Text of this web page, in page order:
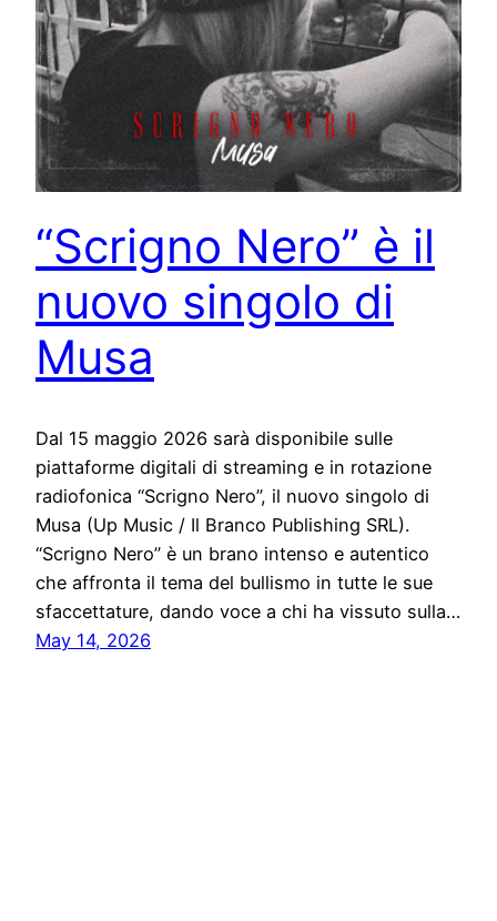
“Scrigno Nero” è il
nuovo singolo di
Musa
Dal 15 maggio 2026 sarà disponibile sulle
piattaforme digitali di streaming e in rotazione
radiofonica “Scrigno Nero”, il nuovo singolo di
Musa (Up Music / Il Branco Publishing SRL).
“Scrigno Nero” è un brano intenso e autentico
che affronta il tema del bullismo in tutte le sue
sfaccettature, dando voce a chi ha vissuto sulla…
May 14, 2026